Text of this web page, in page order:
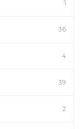
1
36
4
39
2